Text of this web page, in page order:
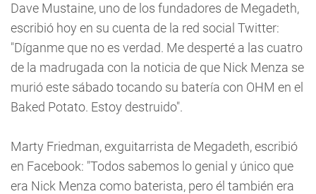
Dave Mustaine, uno de los fundadores de Megadeth,
escribió hoy en su cuenta de la red social Twitter:
"Díganme que no es verdad. Me desperté a las cuatro
de la madrugada con la noticia de que Nick Menza se
murió este sábado tocando su batería con OHM en el
Baked Potato. Estoy destruido".
Marty Friedman, exguitarrista de Megadeth, escribió
en Facebook: "Todos sabemos lo genial y único que
era Nick Menza como baterista, pero él también era